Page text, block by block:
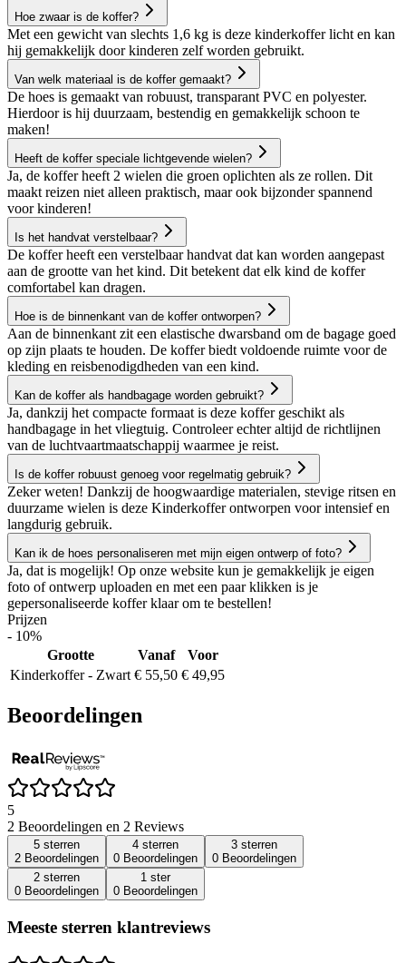
Hoe zwaar is de koffer?
Met een gewicht van slechts 1,6 kg is deze kinderkoffer licht en kan
hij gemakkelijk door kinderen zelf worden gebruikt.
Van welk materiaal is de koffer gemaakt?
De hoes is gemaakt van robuust, transparant PVC en polyester.
Hierdoor is hij duurzaam, bestendig en gemakkelijk schoon te
maken!
Heeft de koffer speciale lichtgevende wielen?
Ja, de koffer heeft 2 wielen die groen oplichten als ze rollen. Dit
maakt reizen niet alleen praktisch, maar ook bijzonder spannend
voor kinderen!
Is het handvat verstelbaar?
De koffer heeft een verstelbaar handvat dat kan worden aangepast
aan de grootte van het kind. Dit betekent dat elk kind de koffer
comfortabel kan dragen.
Hoe is de binnenkant van de koffer ontworpen?
Aan de binnenkant zit een elastische dwarsband om de bagage goed
op zijn plaats te houden. De koffer biedt voldoende ruimte voor de
kleding en reisbenodigdheden van een kind.
Kan de koffer als handbagage worden gebruikt?
Ja, dankzij het compacte formaat is deze koffer geschikt als
handbagage in het vliegtuig. Controleer echter altijd de richtlijnen
van de luchtvaartmaatschappij waarmee je reist.
Is de koffer robuust genoeg voor regelmatig gebruik?
Zeker weten! Dankzij de hoogwaardige materialen, stevige ritsen en
duurzame wielen is deze Kinderkoffer ontworpen voor intensief en
langdurig gebruik.
Kan ik de hoes personaliseren met mijn eigen ontwerp of foto?
Ja, dat is mogelijk! Op onze website kun je gemakkelijk je eigen
foto of ontwerp uploaden en met een paar klikken is je
gepersonaliseerde koffer klaar om te bestellen!
Prijzen
- 10%
Grootte
Vanaf
Voor
Kinderkoffer - Zwart € 55,50 € 49,95
Beoordelingen
5
2 Beoordelingen en 2 Reviews
5 sterren
2 Beoordelingen
4 sterren
0 Beoordelingen
3 sterren
0 Beoordelingen
2 sterren
0 Beoordelingen
1 ster
0 Beoordelingen
Meeste sterren klantreviews